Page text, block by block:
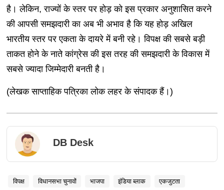
है। लेकिन, राज्यों के स्तर पर होड़ को इस प्रकार अनुशासित करने
की आपसी समझदारी का अब भी अभाव है कि यह होड़ अखिल
भारतीय स्तर पर एकता के दायरे में बनी रहे। विपक्ष की सबसे बड़ी
ताकत होने के नाते कांग्रेस की इस तरह की समझदारी के विकास में
सबसे ज्यादा जिम्मेदारी बनती है।
(लेखक साप्ताहिक पत्रिका लोक लहर के संपादक हैं।)
DB Desk
विपक्ष विधानसभा चुनावों भाजपा इंडिया ब्लाक एकजुटता